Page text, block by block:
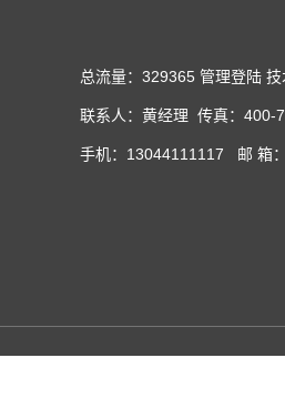
总流量：329365 管理登陆 技
联系人：黄经理 传真：400-
手机：13044111117 邮 箱